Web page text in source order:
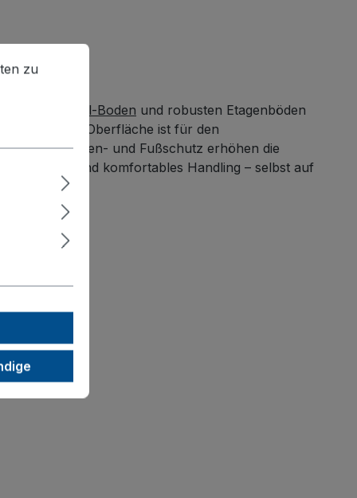
L-Profil-Boden und robusten Etagenböden
kratzfeste Oberfläche ist für den
spurlos; Faden- und Fußschutz erhöhen die
Kontrolle und komfortables Handling – selbst auf
zu können.
Mehr Informationen ...
zu